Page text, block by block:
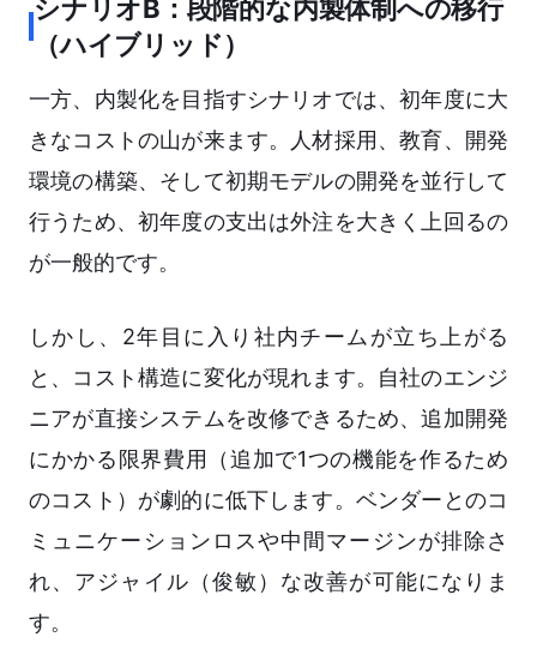
シナリオB：段階的な内製体制への移行
（ハイブリッド）
一方、内製化を目指すシナリオでは、初年度に大
きなコストの山が来ます。人材採用、教育、開発
環境の構築、そして初期モデルの開発を並行して
行うため、初年度の支出は外注を大きく上回るの
が一般的です。
しかし、2年目に入り社内チームが立ち上がる
と、コスト構造に変化が現れます。自社のエンジ
ニアが直接システムを改修できるため、追加開発
にかかる限界費用（追加で1つの機能を作るため
のコスト）が劇的に低下します。ベンダーとのコ
ミュニケーションロスや中間マージンが排除さ
れ、アジャイル（俊敏）な改善が可能になりま
す。